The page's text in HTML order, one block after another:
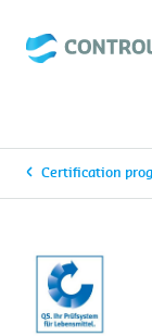
Certification